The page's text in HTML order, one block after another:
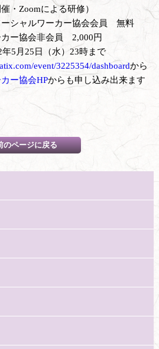
・Zoomによる研修）
シャルワーカー協会会員 無料
ー協会非会員 2,000円
5月25日（水）23時まで
event/3225354/dashboardから
ー協会HPからも申し込み出来ます